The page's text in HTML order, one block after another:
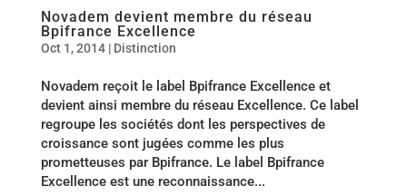
Novadem devient membre du réseau
Bpifrance Excellence
Oct 1, 2014| Distinction
Novadem reçoit le label Bpifrance Excellence et
devient ainsi membre du réseau Excellence. Ce label
regroupe les sociétés dont les perspectives de
croissance sont jugées comme les plus
prometteuses par Bpifrance. Le label Bpifrance
Excellence est une reconnaissance...